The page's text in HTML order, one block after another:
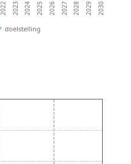
2022 2023 2024 2025 2026 2027 2028 2029 2030
doelstelling